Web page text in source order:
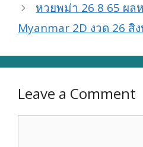
หวยพม่า 26 8 65 ผล
Myanmar 2D งวด 26 สิ
Leave a Comment